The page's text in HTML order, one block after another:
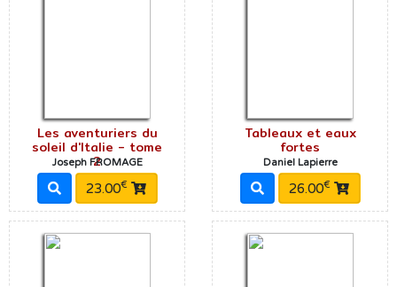
Les aventuriers du
soleil d'Italie - tome
2
Joseph FROMAGE
23.00€
Tableaux et eaux
fortes
Daniel Lapierre
26.00€